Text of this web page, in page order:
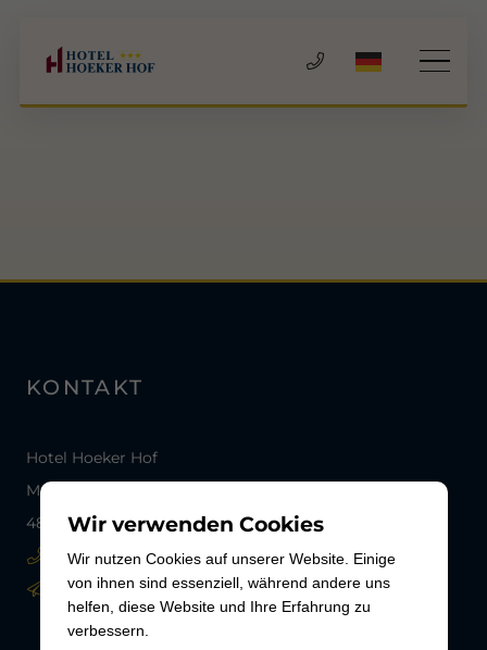
KONTAKT
Hotel Hoeker Hof
Münsterstraße 44
48268 Greven
+49 2571 5788310
info@hotel-hoeker-hof.de
Wir verwenden Cookies
Wir nutzen Cookies auf unserer Website. Einige
von ihnen sind essenziell, während andere uns
helfen, diese Website und Ihre Erfahrung zu
verbessern.